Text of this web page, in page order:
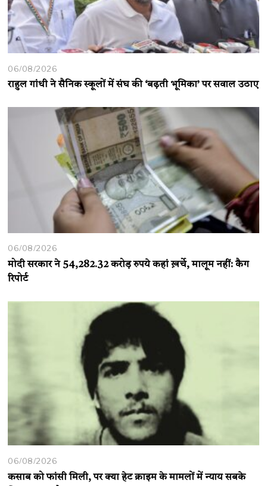
06/08/2026
राहुल गांधी ने सैनिक स्कूलों में संघ की ‘बढ़ती भूमिका’ पर सवाल उठाए
06/08/2026
मोदी सरकार ने 54,282.32 करोड़ रुपये कहां ख़र्चे, मालूम नहीं: कैग
रिपोर्ट
06/08/2026
कसाब को फांसी मिली, पर क्या हेट क्राइम के मामलों में न्याय सबके